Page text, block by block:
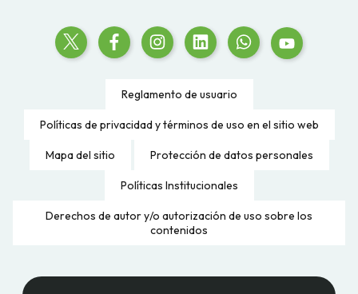
Reglamento de usuario
Políticas de privacidad y términos de uso en el sitio web
Mapa del sitio Protección de datos personales
Políticas Institucionales
Derechos de autor y/o autorización de uso sobre los
contenidos